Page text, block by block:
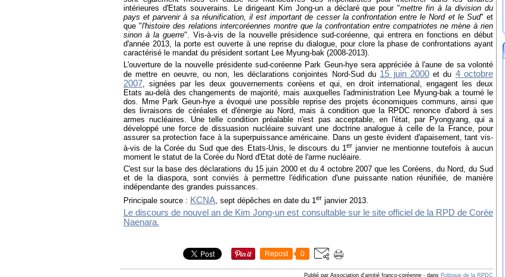
intérieures d'Etats souverains. Le dirigeant Kim Jong-un a déclaré que pour "mettre fin à la division du
pays et parvenir à sa réunification, il est important de cesser la confrontation entre le Nord et le Sud" et
que "l'histoire des relations intercoréennes montre que la confrontation entre compatriotes ne mène à rien
sinon à la guerre". Vis-à-vis de la nouvelle présidence sud-coréenne, qui entrera en fonctions en début
d'année 2013, la porte est ouverte à une reprise du dialogue, pour clore la phase de confrontations ayant
caractérisé le mandat du président sortant Lee Myung-bak (2008-2013).
L'ouverture de la nouvelle présidente sud-coréenne Park Geun-hye sera appréciée à l'aune de sa volonté
de mettre en oeuvre, ou non, les déclarations conjointes Nord-Sud du 15 juin 2000et du 4 octobre
2007 , signées par les deux gouvernements coréens et qui, en droit international, engagent les deux
Etats au-delà des changements de majorité, mais auxquelles l'administration Lee Myung-bak a tourné le
dos. Mme Park Geun-hye a évoqué une possible reprise des projets économiques communs, ainsi que
des livraisons de céréales et d'énergie au Nord, mais à condition que la RPDC renonce d'abord à ses
armes nucléaires. Une telle condition préalable n'est pas acceptable, en l'état, par Pyongyang, qui a
développé une force de dissuasion nucléaire suivant une doctrine analogue à celle de la France, pour
assurer sa protection face à la superpuissance américaine. Dans un geste évident d'apaisement, tant vis-
à-vis de la Corée du Sud que des Etats-Unis, l e discours du 1 er janvier ne mentionne toutefois à aucun
moment le statut de la Corée du Nord d'Etat doté de l'arme nucléaire.
C'est sur la base des déclarations du 15 juin 2000 et du 4 octobre 2007 que les Coréens, du Nord, du Sud
et de la diaspora, sont conviés à permettre l'édification d'une puissante nation réunifiée, de manière
indépendante des grandes puissances.
Principale source : KCNA, sept dépêches en date du 1er janvier 2013.
Le discours de nouvel an de Kim Jong-un est consultable sur le site officiel de la RPD de Corée
Naenara.
Repost 0
Publié par Association d'amitié franco-coréenne - dans Politique de la RPDC